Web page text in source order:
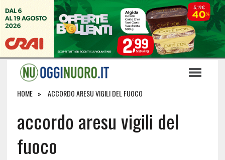
HOME ACCORDO ARESU VIGILI DEL FUOCO
accordo aresu vigili del
fuoco